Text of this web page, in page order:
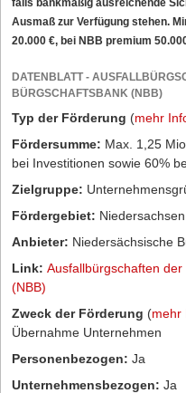
falls bankmäßig ausreichende
Ausmaß zur Verfügung stehen.
20.000 €, bei NBB premium
DATENBLATT -
BÜRGSCHAFTSBANK (NBB)
Typ der Förderung (mehr
Fördersumme: Max. 1,25
bei Investitionen sowie 60%
Zielgruppe:
Fördergebiet: Niedersachsen
Anbieter: Niedersächsische
Link: Ausfallbürgschaften
(NBB)
Zweck der Förderung (mehr
Übernahme Unternehmen
Personenbezogen: Ja
Unternehmensbezogen: Ja